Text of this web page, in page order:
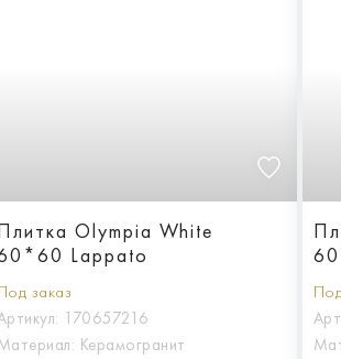
Olympia White
Lappato
заказ
170657216
Керамогранит